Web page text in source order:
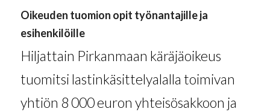
Oikeuden tuomion opit työnantajille ja
esihenkilöille
Hiljattain Pirkanmaan käräjäoikeus
tuomitsi lastinkäsittelyalalla toimivan
yhtiön 8 000 euron yhteisösakkoon ja